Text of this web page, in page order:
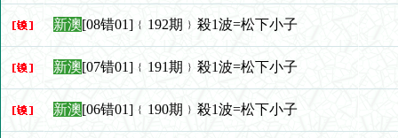
新澳[08错01]﹛192期﹜殺1波=松下小子
新澳[07错01]﹛191期﹜殺1波=松下小子
新澳[06错01]﹛190期﹜殺1波=松下小子